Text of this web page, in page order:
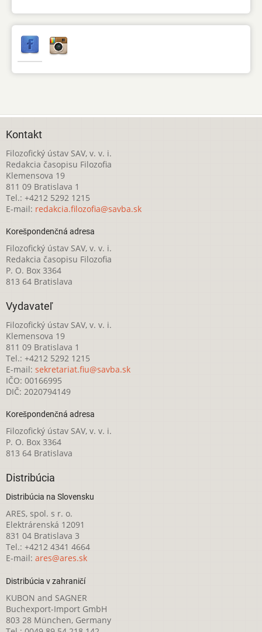
Kontakt
Filozofický ústav SAV, v. v. i.
Redakcia časopisu Filozofia
Klemensova 19
811 09 Bratislava 1
Tel.: +4212 5292 1215
E-mail: redakcia.filozofia@savba.sk
Korešpondenčná adresa
Filozofický ústav SAV, v. v. i.
Redakcia časopisu Filozofia
P. O. Box 3364
813 64 Bratislava
Vydavateľ
Filozofický ústav SAV, v. v. i.
Klemensova 19
811 09 Bratislava 1
Tel.: +4212 5292 1215
E-mail: sekretariat.fiu@savba.sk
IČO: 00166995
DIČ: 2020794149
Korešpondenčná adresa
Filozofický ústav SAV, v. v. i.
P. O. Box 3364
813 64 Bratislava
Distribúcia
Distribúcia na Slovensku
ARES, spol. s r. o.
Elektrárenská 12091
831 04 Bratislava 3
Tel.: +4212 4341 4664
E-mail: ares@ares.sk
Distribúcia v zahraničí
KUBON and SAGNER
Buchexport-Import GmbH
803 28 München, Germany